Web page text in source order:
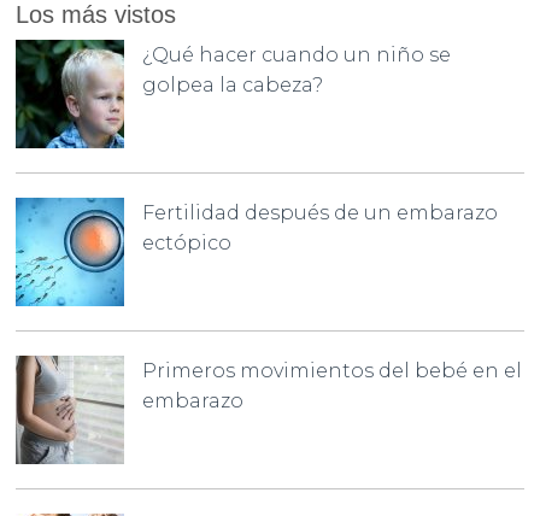
Los más vistos
¿Qué hacer cuando un niño se
golpea la cabeza?
Fertilidad después de un embarazo
ectópico
Primeros movimientos del bebé en el
embarazo